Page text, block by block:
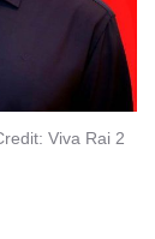
Viva Rai 2